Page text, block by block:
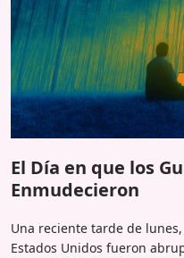
El Día en que los
Enmudecieron
Una reciente tarde de
Estados Unidos fueron